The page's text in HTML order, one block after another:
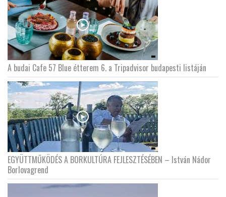
A budai Cafe 57 Blue étterem 6. a Tripadvisor budapesti listáján
EGYÜTTMŰKÖDÉS A BORKULTÚRA FEJLESZTÉSÉBEN – István Nádor
Borlovagrend